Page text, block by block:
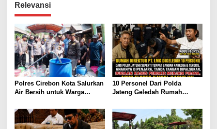
Relevansi
Polres Cirebon Kota Salurkan
Air Bersih untuk Warga
Argasunya
10 Personel Dari Polda
Jateng Geledah Rumah
Kasus Bandar Narkoba atau
Teroris, Agus Flores Ambil
Sikap Dugaan Kriminalisasi